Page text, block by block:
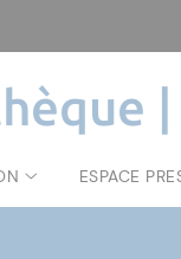
|
ESPACE